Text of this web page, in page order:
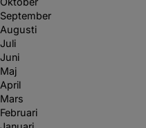
September
Augusti
Juli
Juni
Maj
April
Mars
Februari